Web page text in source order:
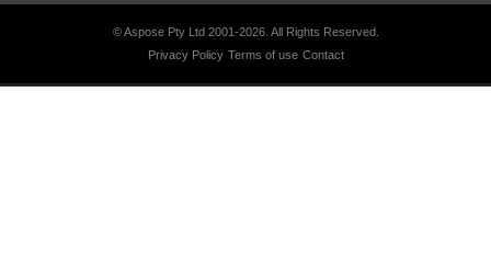
© Aspose Pty Ltd 2001-2026. All Rights Reserved.
Privacy Policy Terms of use Contact